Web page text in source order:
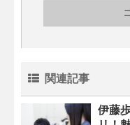
関連記事
伊藤